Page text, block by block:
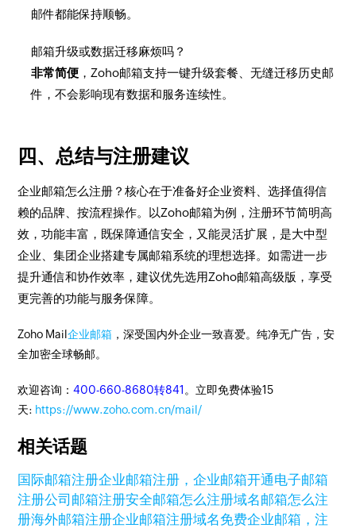
邮件都能保持顺畅。
邮箱升级或数据迁移麻烦吗？
非常简便 ，Zoho邮箱支持一键升级套餐、无缝迁移历史邮
件，不会影响现有数据和服务连续性。
四、总结与注册建议
企业邮箱怎么注册？核心在于准备好企业资料、选择值得信
赖的品牌、按流程操作。以Zoho邮箱为例，注册环节简明高
效，功能丰富，既保障通信安全，又能灵活扩展，是大中型
企业、集团企业搭建专属邮箱系统的理想选择。如需进一步
提升通信和协作效率，建议优先选用Zoho邮箱高级版，享受
更完善的功能与服务保障。
Zoho Mail企业邮箱 ，深受国内外企业一致喜爱。纯净无广告，安
全加密全球畅邮。
欢迎咨询：400-660-8680转841 。立即免费体验15
天: https://www.zoho.com.cn/mail/
相关话题
国际邮箱注册企业邮箱注册，企业邮箱开通电子邮箱
注册公司邮箱注册安全邮箱怎么注册域名邮箱怎么注
册海外邮箱注册企业邮箱注册域名免费企业邮箱，注